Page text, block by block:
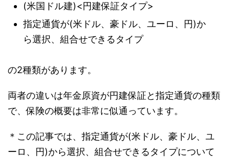
(米国ドル建)<円建保証タイプ>
指定通貨が(米ドル、豪ドル、ユーロ、円)か
ら選択、組合せできるタイプ
の2種類があります。
両者の違いは年金原資が円建保証と指定通貨の種類
で、保険の概要は非常に似通っています。
＊この記事では、指定通貨が(米ドル、豪ドル、ユ
ーロ、円)から選択、組合せできるタイプについて